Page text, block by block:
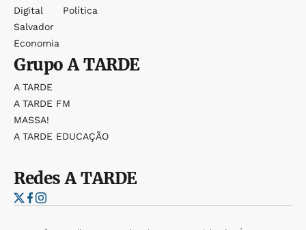
Digital
Salvador
Economia
Política
GrupoA TARDE
A TARDE
A TARDE FM
MASSA!
A TARDE EDUCAÇÃO
RedesA TARDE